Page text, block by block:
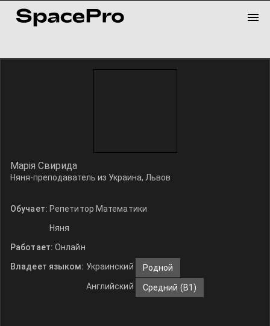
Марія Свирида
Няня-преподаватель из Украина, Львов
Обучает: Репетитор Математики
Няня
Работает: Онлайн
Владеет языком: Украинский
Родной
Английский
Средний (B1)